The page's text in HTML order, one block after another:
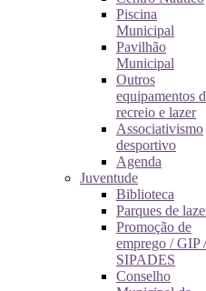
Piscina
Municipal
Pavilhão
Municipal
Outros
equipamentos
recreio e lazer
Associativismo
desportivo
Agenda
Juventude
Biblioteca
Parques de
Promoção de
emprego / GIP /
SIPADES
Conselho